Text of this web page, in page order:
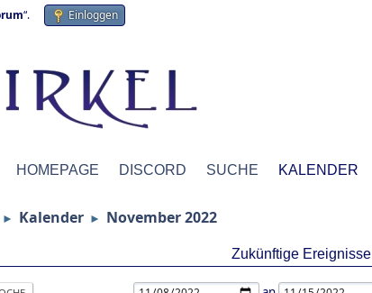
“. Einloggen
HOMEPAGE DISCORD SUCHE KALENDER
► Kalender ► November 2022
Zukünftige Ereignisse